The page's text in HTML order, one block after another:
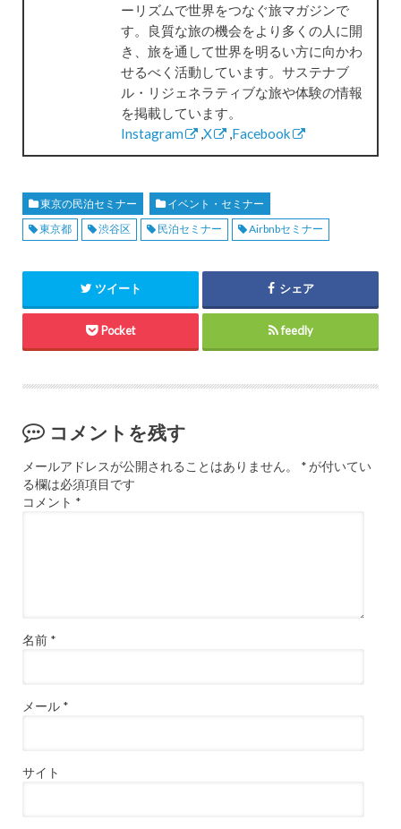
ーリズムで世界をつなぐ旅マガジンで
す。良質な旅の機会をより多くの人に開
き、旅を通して世界を明るい方に向かわ
せるべく活動しています。サステナブ
ル・リジェネラティブな旅や体験の情報
を掲載しています。
Instagram
X Facebook
東京の民泊セミナー
イベント・セミナー
東京都
渋谷区 民泊セミナー Airbnbセミナー
ツイート シェア
Pocket feedly
コメントを残す
メールアドレスが公開されることはありません。 *が付いてい
る欄は必須項目です
コメント *
名前 *
メール *
サイト